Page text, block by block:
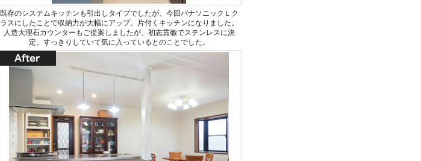
既存のシステムキッチンも引出しタイプでしたが、今回パナソニックＬク
ラスにしたことで収納力が大幅にアップ。片付くキッチンになりました。
人造大理石カウンターもご提案しましたが、初志貫徹でステンレスに決
定。すっきりしていて気に入っているとのことでした。